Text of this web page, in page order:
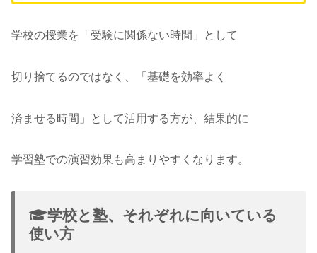
学校の授業を「受験に関係ない時間」として
切り捨てるのではなく、「基礎を効率よく
済ませる時間」として活用する方が、結果的に
学習塾での演習効果も高まりやすくなります。
学校と塾、それぞれに向いている
使い方